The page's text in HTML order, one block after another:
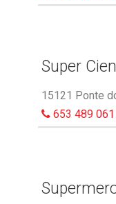
Super Cien
15121 Ponte
653 489 061